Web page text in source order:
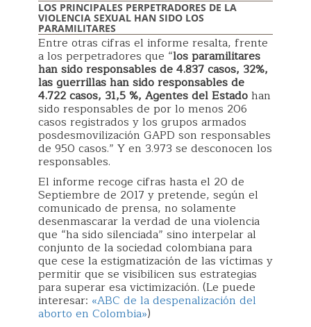
LOS PRINCIPALES PERPETRADORES DE LA
VIOLENCIA SEXUAL HAN SIDO LOS
PARAMILITARES
Entre otras cifras el informe resalta, frente
a los perpetradores que “los paramilitares
han sido responsables de 4.837 casos, 32%,
las guerrillas han sido responsables de
4.722 casos, 31,5 %, Agentes del Estadohan
sido responsables de por lo menos 206
casos registrados y los grupos armados
posdesmovilización GAPD son responsables
de 950 casos.” Y en 3.973 se desconocen los
responsables.
El informe recoge cifras hasta el 20 de
Septiembre de 2017 y pretende, según el
comunicado de prensa, no solamente
desenmascarar la verdad de una violencia
que “ha sido silenciada” sino interpelar al
conjunto de la sociedad colombiana para
que cese la estigmatización de las víctimas y
permitir que se visibilicen sus estrategias
para superar esa victimización. (Le puede
interesar: «ABC de la despenalización del
aborto en Colombia»)